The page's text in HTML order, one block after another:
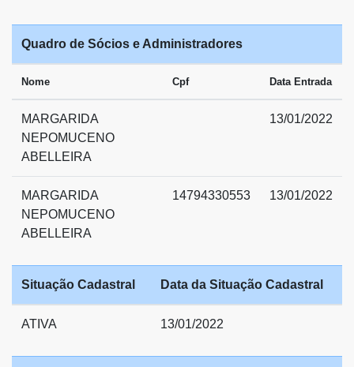
Quadro de Sócios e Administradores
Nome Cpf Data Entrada
MARGARIDA
NEPOMUCENO
ABELLEIRA
13/01/2022
MARGARIDA
NEPOMUCENO
ABELLEIRA
14794330553 13/01/2022
Situação Cadastral Data da Situação Cadastral
ATIVA 13/01/2022